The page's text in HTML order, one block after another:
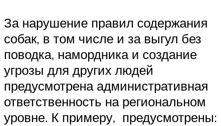
За нарушение правил содержания
собак, в том числе и за выгул без
поводка, намордника и создание
угрозы для других людей
предусмотрена административная
ответственность на региональном
уровне. К примеру, предусмотрены: